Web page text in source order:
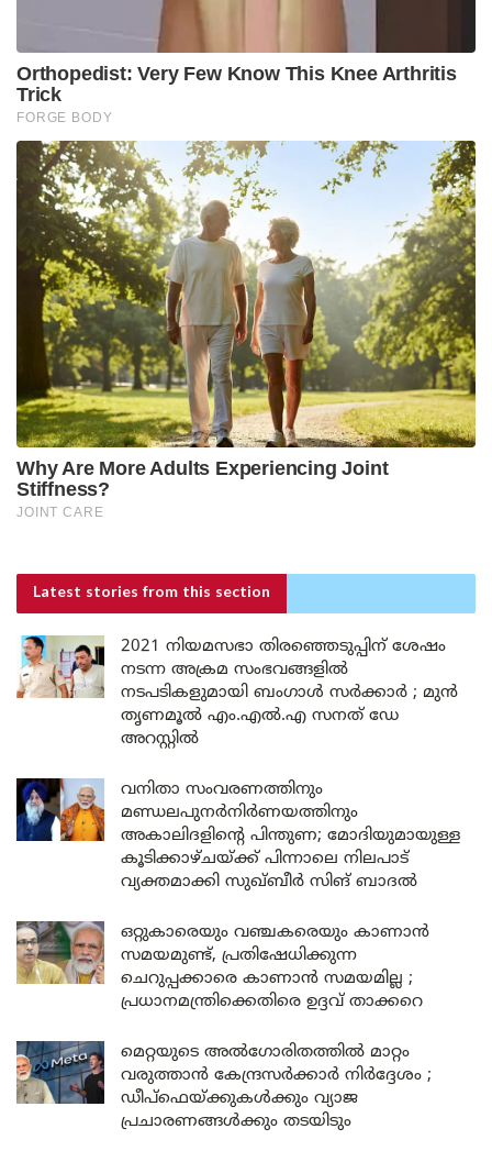
Latest stories from this section
2021 നിയമസഭാ തിരഞ്ഞെടുപ്പിന് ശേഷം
നടന്ന അക്രമ സംഭവങ്ങളിൽ
നടപടികളുമായി ബംഗാൾ സർക്കാർ ; മുൻ
തൃണമൂൽ എം.എൽ.എ സനത് ഡേ
അറസ്റ്റിൽ
വനിതാ സംവരണത്തിനും
മണ്ഡലപുനർനിർണയത്തിനും
അകാലിദളിന്റെ പിന്തുണ; മോദിയുമായുള്ള
കൂടിക്കാഴ്ചയ്ക്ക് പിന്നാലെ നിലപാട്
വ്യക്തമാക്കി സുഖ്ബീർ സിങ് ബാദൽ
ഒറ്റുകാരെയും വഞ്ചകരെയും കാണാൻ
സമയമുണ്ട്, പ്രതിഷേധിക്കുന്ന
ചെറുപ്പക്കാരെ കാണാൻ സമയമില്ല ;
പ്രധാനമന്ത്രിക്കെതിരെ ഉദ്ദവ് താക്കറെ
മെറ്റയുടെ അൽഗോരിതത്തിൽ മാറ്റം
വരുത്താൻ കേന്ദ്രസർക്കാർ നിർദ്ദേശം ;
ഡീപ്‌ഫെയ്ക്കുകൾക്കും വ്യാജ
പ്രചാരണങ്ങൾക്കും തടയിടും